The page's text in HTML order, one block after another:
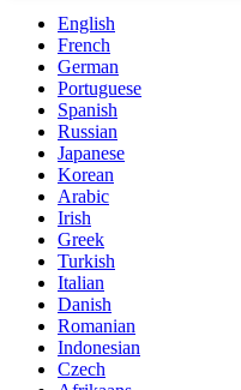
English
French
German
Portuguese
Spanish
Russian
Japanese
Korean
Arabic
Irish
Greek
Turkish
Italian
Danish
Romanian
Indonesian
Czech